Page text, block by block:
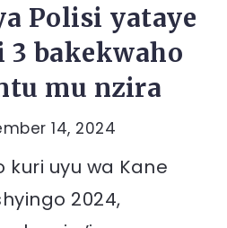
Polisi yataye
bakekwaho
mu nzira
14, 2024
kuri uyu wa Kane
2024,